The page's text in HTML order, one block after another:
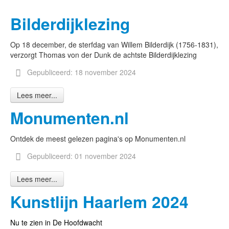
Bilderdijklezing
Op 18 december, de sterfdag van Willem Bilderdijk (1756-1831),
verzorgt Thomas von der Dunk de achtste Bilderdijklezing
Gepubliceerd: 18 november 2024
Lees meer...
Monumenten.nl
Ontdek de meest gelezen pagina's op Monumenten.nl
Gepubliceerd: 01 november 2024
Lees meer...
Kunstlijn Haarlem 2024
Nu te zien in De Hoofdwacht